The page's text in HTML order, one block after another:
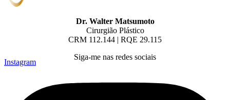
Dr. Walter Matsumoto
Cirurgião Plástico
CRM 112.144 | RQE 29.115
Siga-me nas redes sociais
Instagram